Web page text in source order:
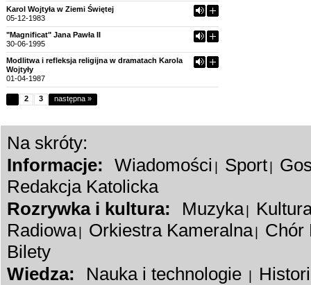
Karol Wojtyła w Ziemi Świętej
05-12-1983
"Magnificat" Jana Pawła II
30-06-1995
Modlitwa i refleksja religijna w dramatach Karola
Wojtyły
01-04-1987
2 3 następna »
Na skróty:
Informacje: Wiadomości Sport
Redakcja Katolicka
Rozrywka i kultura:
Muzyka
Radiowa
Orkiestra Kameralna
Chór
Bilety
Wiedza:
Nauka i technologie